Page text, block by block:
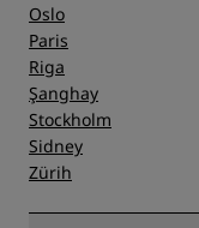
Oslo
Paris
Riga
Şanghay
Stockholm
Sidney
Zürih